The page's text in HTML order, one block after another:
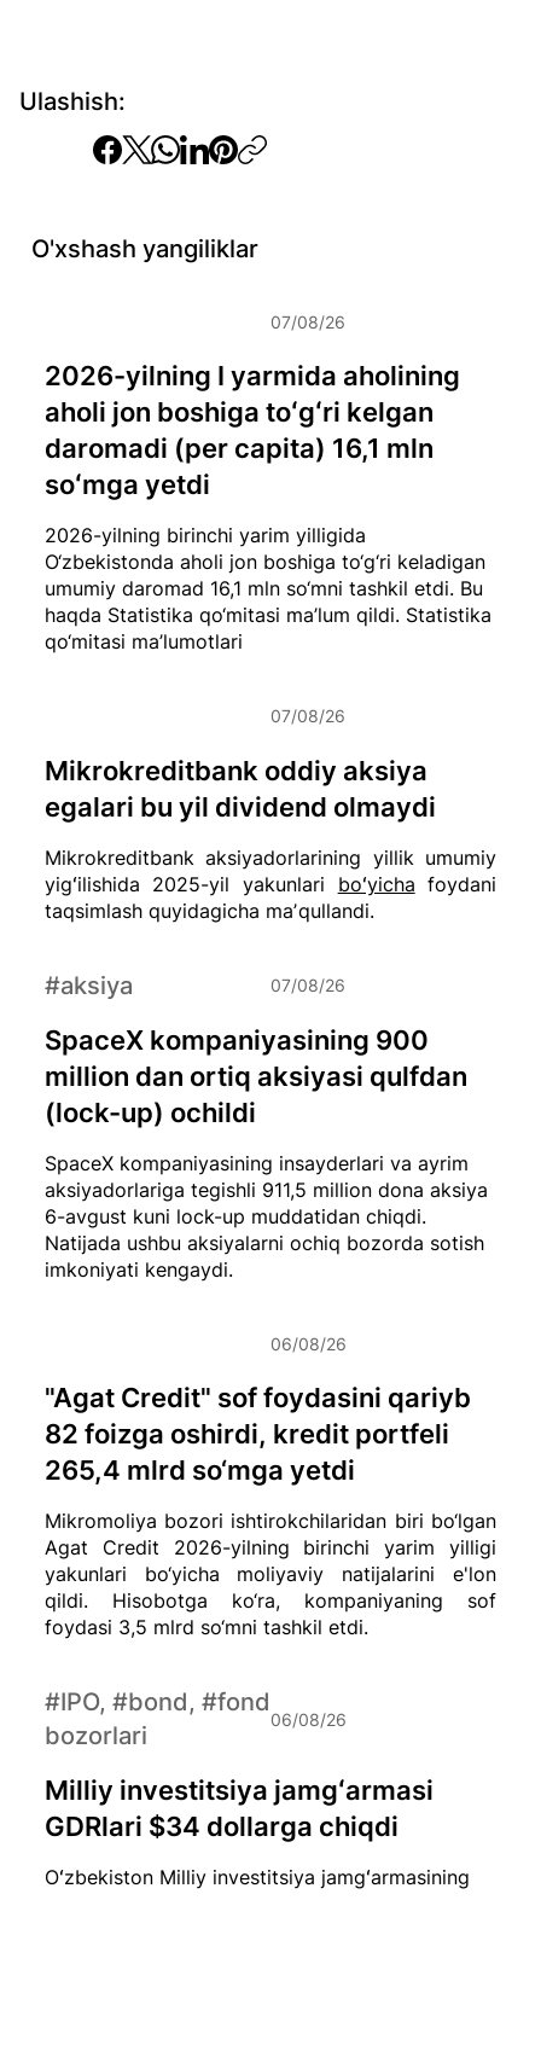
Ulashish:
O'xshash yangiliklar
2026-yilning birinchi yarim yilligida
O‘zbekistonda aholi jon boshiga to‘g‘ri keladigan
umumiy daromad 16,1 mln so‘mni tashkil etdi. Bu
haqda Statistika qo‘mitasi ma’lum qildi. Statistika
qo‘mitasi ma’lumotlari
2026-yilning I yarmida aholining
aholi jon boshiga toʻgʻri kelgan
daromadi (per capita) 16,1 mln
soʻmga yetdi
07/08/26
Mikrokreditbank aksiyadorlarining yillik umumiy
yigʻilishida 2025-yil yakunlari boʻyicha foydani
taqsimlash quyidagicha maʼqullandi.
Mikrokreditbank oddiy aksiya
egalari bu yil dividend olmaydi
07/08/26
SpaceX kompaniyasining insayderlari va ayrim
aksiyadorlariga tegishli 911,5 million dona aksiya
6-avgust kuni lock-up muddatidan chiqdi.
Natijada ushbu aksiyalarni ochiq bozorda sotish
imkoniyati kengaydi.
SpaceX kompaniyasining 900
million dan ortiq aksiyasi qulfdan
(lock-up) ochildi
#aksiya 07/08/26
Mikromoliya bozori ishtirokchilaridan biri bo‘lgan
Agat Credit 2026-yilning birinchi yarim yilligi
yakunlari bo‘yicha moliyaviy natijalarini e'lon
qildi. Hisobotga ko‘ra, kompaniyaning sof
foydasi 3,5 mlrd so‘mni tashkil etdi.
"Agat Credit" sof foydasini qariyb
82 foizga oshirdi, kredit portfeli
265,4 mlrd so‘mga yetdi
06/08/26
Oʻzbekiston Milliy investitsiya jamgʻarmasining
Milliy investitsiya jamgʻarmasi
GDRlari $34 dollarga chiqdi
#IPO, #bond, #fond
bozorlari
06/08/26